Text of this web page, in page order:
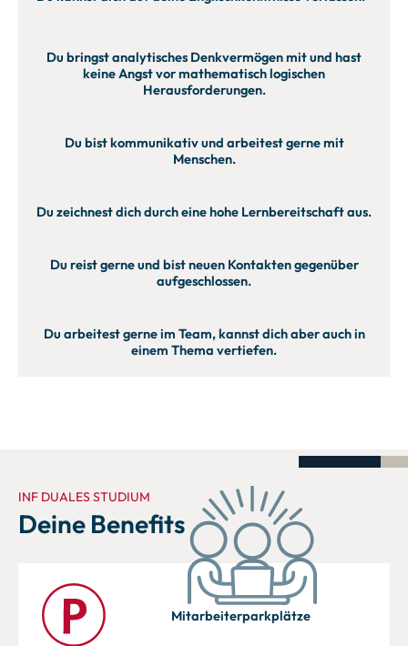
Du bringst analytisches Denkvermögen mit und hast
keine Angst vor mathematisch logischen
Herausforderungen.
Du bist kommunikativ und arbeitest gerne mit
Menschen.
Du zeichnest dich durch eine hohe Lernbereitschaft aus.
Du reist gerne und bist neuen Kontakten gegenüber
aufgeschlossen.
Du arbeitest gerne im Team, kannst dich aber auch in
einem Thema vertiefen.
INF DUALES STUDIUM
Deine Benefits
Mitarbeiter­parkplätze